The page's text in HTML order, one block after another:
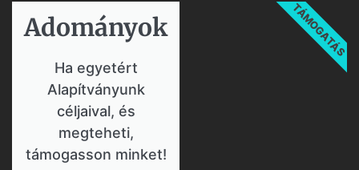
Adományok​
Ha egyetért
Alapítványunk
céljaival, és
megteheti,
támogasson minket!
TÁMOGATÁS